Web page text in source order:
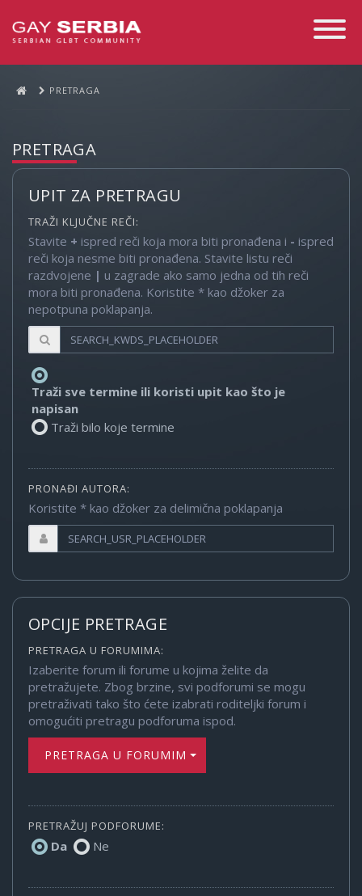
Toggle
PRETRAGA
PRETRAGA
UPIT ZA PRETRAGU
TRAŽI KLJUČNE REČI:
Stavite + ispred reči koja mora biti pronađena i - ispred
reči koja nesme biti pronađena. Stavite listu reči
razdvojene | u zagrade ako samo jedna od tih reči
mora biti pronađena. Koristite * kao džoker za
nepotpuna poklapanja.
Traži sve termine ili koristi upit kao što je
napisan
Traži bilo koje termine
PRONAĐI AUTORA:
Koristite * kao džoker za delimična poklapanja
OPCIJE PRETRAGE
PRETRAGA U FORUMIMA:
Izaberite forum ili forume u kojima želite da
pretražujete. Zbog brzine, svi podforumi se mogu
pretraživati tako što ćete izabrati roditeljki forum i
omogućiti pretragu podforuma ispod.
PRETRAGA U FORUMIMA
PRETRAŽUJ PODFORUME:
Da Ne